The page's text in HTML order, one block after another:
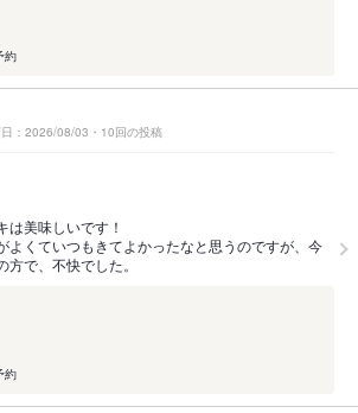
約
：2026/08/03・10回の投稿
は美味しいです！
よくていつもきてよかったなと思うのですが、今
で、不快でした。
約